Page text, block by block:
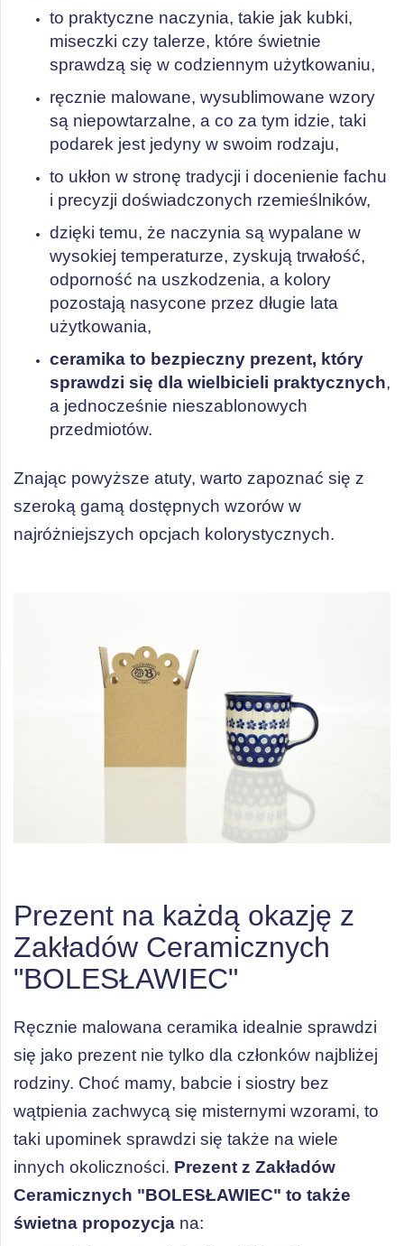
to praktyczne naczynia, takie jak kubki,
miseczki czy talerze, które świetnie
sprawdzą się w codziennym użytkowaniu,
ręcznie malowane, wysublimowane wzory
są niepowtarzalne, a co za tym idzie, taki
podarek jest jedyny w swoim rodzaju,
to ukłon w stronę tradycji i docenienie fachu
i precyzji doświadczonych rzemieślników,
dzięki temu, że naczynia są wypalane w
wysokiej temperaturze, zyskują trwałość,
odporność na uszkodzenia, a kolory
pozostają nasycone przez długie lata
użytkowania,
ceramika to bezpieczny prezent, który
sprawdzi się dla wielbicieli praktycznych,
a jednocześnie nieszablonowych
przedmiotów.
Znając powyższe atuty, warto zapoznać się z
szeroką gamą dostępnych wzorów w
najróżniejszych opcjach kolorystycznych.
Prezent na każdą okazję z
Zakładów Ceramicznych
"BOLESŁAWIEC"
Ręcznie malowana ceramika idealnie sprawdzi
się jako prezent nie tylko dla członków najbliżej
rodziny. Choć mamy, babcie i siostry bez
wątpienia zachwycą się misternymi wzorami, to
taki upominek sprawdzi się także na wiele
innych okoliczności. Prezent z Zakładów
Ceramicznych "BOLESŁAWIEC" to także
świetna propozycja na: